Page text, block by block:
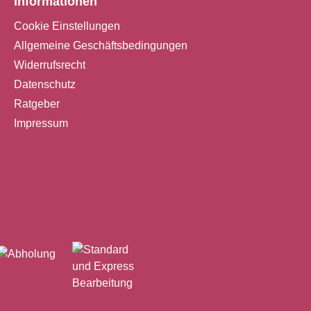
Cookie Einstellungen
Allgemeine Geschäftsbedingungen
Widerrufsrecht
Datenschutz
Ratgeber
Impressum